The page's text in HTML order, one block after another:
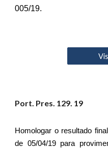
005/19.
Port. Pres. 129. 19
Homologar o resultado
de 05/04/19 para